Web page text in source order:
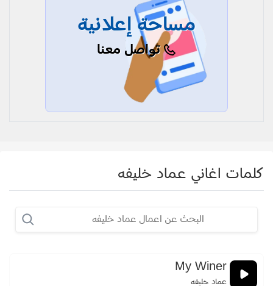
مساحة إعلانية
تواصل معنا
كلمات اغاني عماد خليفه
My Winer
عماد خليفه